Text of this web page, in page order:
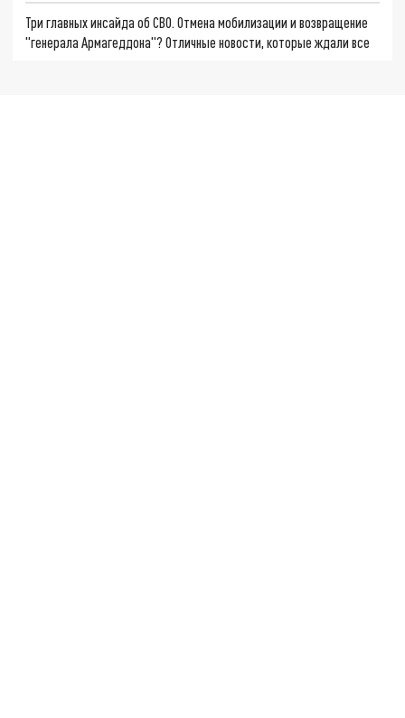
Три главных инсайда об СВО. Отмена мобилизации и возвращение
"генерала Армагеддона"? Отличные новости, которые ждали все